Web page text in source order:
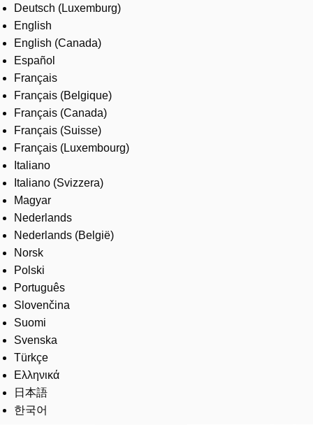
Contáctanos
Carreras
Deutsch (Luxemburg)
English
English (Canada)
Español
Français
Français (Belgique)
Français (Canada)
Français (Suisse)
Français (Luxembourg)
Italiano
Italiano (Svizzera)
Magyar
Nederlands
Nederlands (België)
Norsk
Polski
Português
Slovenčina
Suomi
Svenska
Türkçe
Ελληνικά
日本語
한국어